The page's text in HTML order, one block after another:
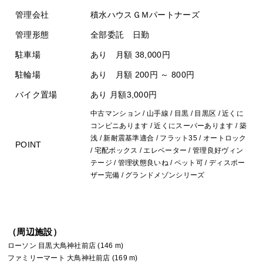
管理会社 積水ハウスＧＭパートナーズ
管理形態 全部委託 日勤
駐車場 あり 月額 38,000円
駐輪場 あり 月額 200円 ～ 800円
バイク置場 あり 月額3,000円
POINT
中古マンション / 山手線 / 目黒 / 目黒区 / 近くに
コンビニあります / 近くにスーパーあります / 築
浅 / 新耐震基準適合 / フラット35 / オートロック
/ 宅配ボックス / エレベーター / 管理良好ヴィン
テージ / 管理状態良いね / ペット可 / ディスポー
ザー完備 / グランドメゾンシリーズ
（周辺施設）
ローソン 目黒大鳥神社前店 (146 m)
ファミリーマート 大鳥神社前店 (169 m)